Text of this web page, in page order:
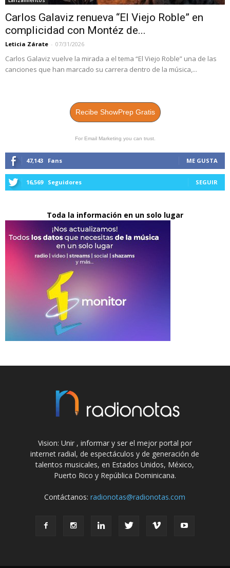
Carlos Galaviz renueva “El Viejo Roble” en
complicidad con Montéz de...
Leticia Zárate - 07/31/2026
Carlos Galaviz vuelve la mirada a el tema “El Viejo Roble” una de las
canciones que han marcado su carrera dentro de la música,...
Recibe ShowPrep Gratis
For Email Marketing you can trust.
47,143 Fans ME GUSTA
16,569 Seguidores SEGUIR
Toda la información en un solo lugar
Vision: Unir , informar y ser el mejor portal por
internet radial, de espectáculos y de generación de
talentos musicales, en Estados Unidos, México,
Puerto Rico y República Dominicana.
Contáctanos:radionotas@radionotas.com